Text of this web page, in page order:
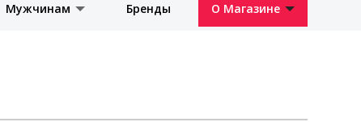
Мужчинам Бренды О Магазине